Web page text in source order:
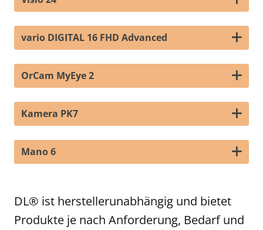
vario DIGITAL 16 FHD Advanced
OrCam MyEye 2
Kamera PK7
Mano 6
DL® ist herstellerunabhängig und bietet
Produkte je nach Anforderung, Bedarf und